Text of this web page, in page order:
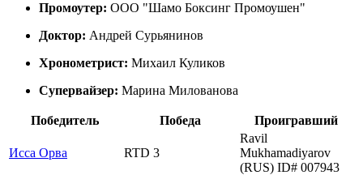
Промоутер: ООО "Шамо Боксинг Промоушен"
Доктор: Андрей Сурьянинов
Хронометрист: Михаил Куликов
Супервайзер: Марина Милованова
Победитель Победа Проигравший
Исса Орва RTD 3
Ravil
Mukhamadiyarov
(RUS) ID# 007943